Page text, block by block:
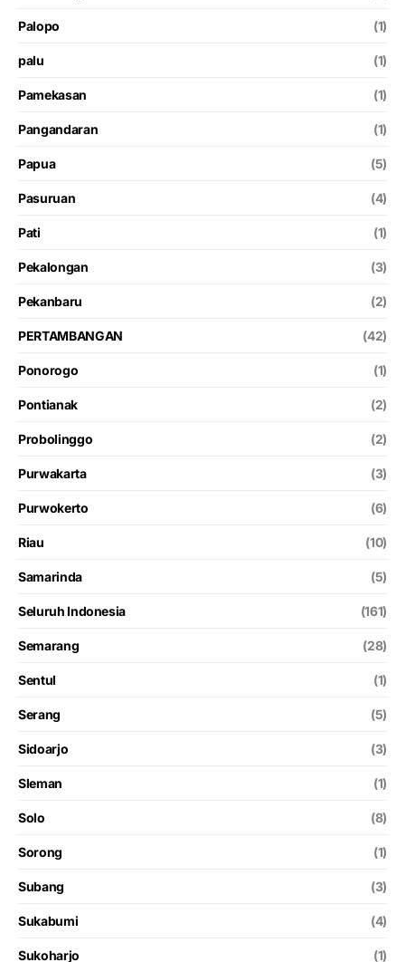
Palopo (1)
palu (1)
Pamekasan (1)
Pangandaran (1)
Papua (5)
Pasuruan (4)
Pati (1)
Pekalongan (3)
Pekanbaru (2)
PERTAMBANGAN (42)
Ponorogo (1)
Pontianak (2)
Probolinggo (2)
Purwakarta (3)
Purwokerto (6)
Riau (10)
Samarinda (5)
Seluruh Indonesia (161)
Semarang (28)
Sentul (1)
Serang (5)
Sidoarjo (3)
Sleman (1)
Solo (8)
Sorong (1)
Subang (3)
Sukabumi (4)
Sukoharjo (1)